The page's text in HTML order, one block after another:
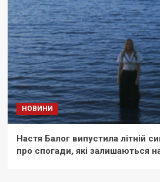
НОВИНИ
Настя Балог випустила літній
про спогади, які залишаються